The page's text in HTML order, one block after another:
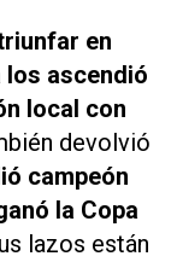
en
los ascendió
local con
devolvió
campeón
la Copa
lazos están